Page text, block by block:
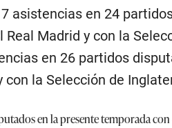
asistencias en 24
Madrid y con la
en 26 partidos
la Selección de
en la presente temporada